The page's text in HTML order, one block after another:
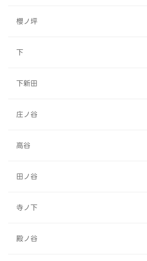
櫻ノ坪
下
下新田
庄ノ谷
高谷
田ノ谷
寺ノ下
殿ノ谷